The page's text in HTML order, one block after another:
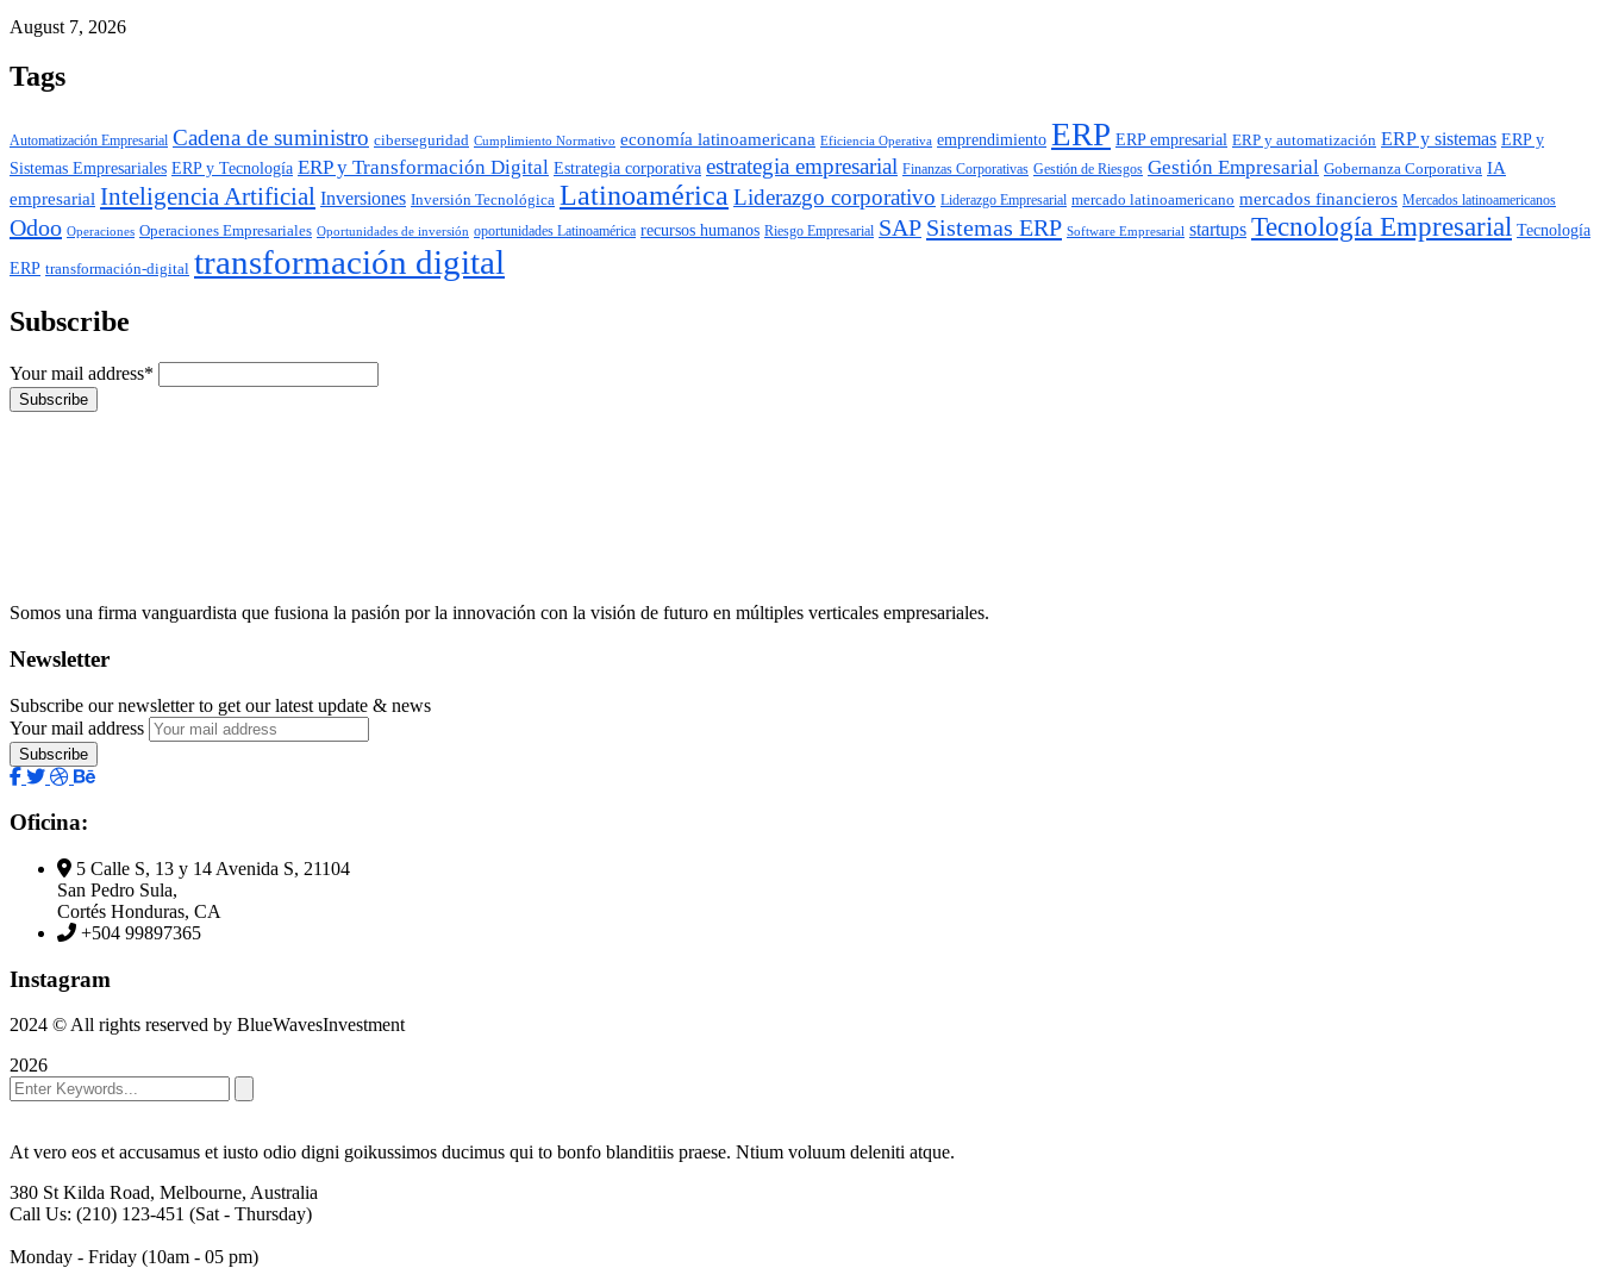
August 7, 2026
Tags
Automatización Empresarial Cadena de suministro ciberseguridad Cumplimiento Normativo economía latinoamericana Eficiencia Operativa emprendimiento ERP ERP empresarial ERP y automatización ERP y sistemas ERP y
Sistemas Empresariales ERP y Tecnología ERP y Transformación Digital Estrategia corporativa estrategia empresarial Finanzas Corporativas Gestión de Riesgos Gestión Empresarial Gobernanza Corporativa IA
empresarial Inteligencia Artificial Inversiones Inversión Tecnológica LatinoaméricaLiderazgo corporativo Liderazgo Empresarial mercado latinoamericano mercados financieros Mercados latinoamericanos
Odoo Operaciones Operaciones Empresariales Oportunidades de inversión oportunidades Latinoamérica recursos humanos Riesgo Empresarial SAP Sistemas ERP Software Empresarial startups Tecnología Empresarial Tecnología
ERP transformación-digital transformación digital
Subscribe
Your mail address*
Somos una firma vanguardista que fusiona la pasión por la innovación con la visión de futuro en múltiples verticales empresariales.
Newsletter
Subscribe our newsletter to get our latest update & news
Your mail address
Oficina:
5 Calle S, 13 y 14 Avenida S, 21104
San Pedro Sula,
Cortés Honduras, CA
+504 99897365
Instagram
2024 © All rights reserved by BlueWavesInvestment
2026
At vero eos et accusamus et iusto odio digni goikussimos ducimus qui to bonfo blanditiis praese. Ntium voluum deleniti atque.
380 St Kilda Road, Melbourne, Australia
Call Us: (210) 123-451 (Sat - Thursday)
Monday - Friday (10am - 05 pm)